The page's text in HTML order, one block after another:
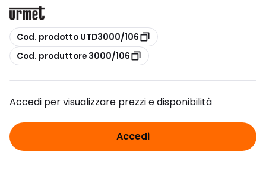
copia
Cod. prodotto UTD3000/106
copia
Cod. produttore 3000/106
Accedi per visualizzare prezzi e disponibilità
Accedi